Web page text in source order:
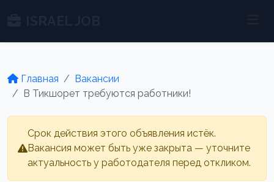
Главная
Вакансии
В Тикшорет требуются работники!
Срок действия этого объявления истёк.
Вакансия может быть уже закрыта — уточните
актуальность у работодателя перед откликом.